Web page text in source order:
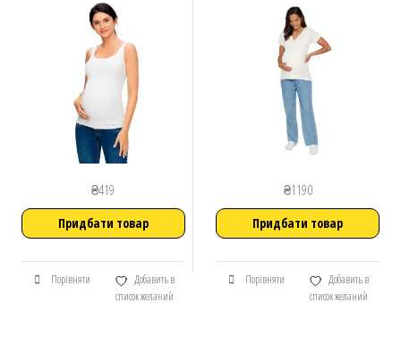
₴419
Придбати товар
Порівняти
Добавить в
список желаний
₴1190
Придбати товар
Порівняти
Добавить в
список желаний